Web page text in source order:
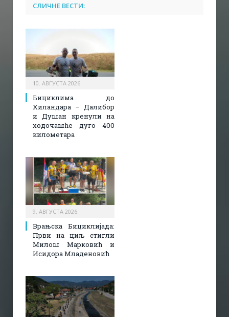
СЛИЧНЕ ВЕСТИ:
10. АВГУСТА 2026.
Бициклима до
Хиландара – Далибор
и Душан кренули на
ходочашће дуго 400
километара
9. АВГУСТА 2026.
Врањска Бициклијада:
Први на циљ стигли
Милош Марковић и
Исидора Младеновић